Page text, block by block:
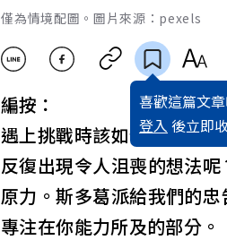
僅為情境配圖。圖片來源：pexels
喜歡這篇文
登入 後立即
編按：
遇上挑戰時該如何自處？
反復出現令人沮喪的想法
原力。斯多葛派給我們的
專注在你能力所及的部分